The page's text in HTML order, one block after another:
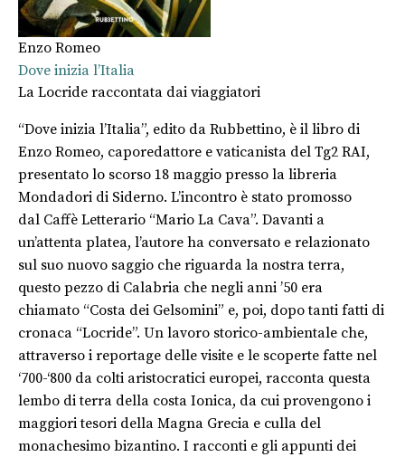
Enzo Romeo
Dove inizia l’Italia
La Locride raccontata dai viaggiatori
“Dove inizia l’Italia”, edito da Rubbettino, è il libro di
Enzo Romeo, caporedattore e vaticanista del Tg2 RAI,
presentato lo scorso 18 maggio presso la libreria
Mondadori di Siderno. L’incontro è stato promosso
dal Caffè Letterario “Mario La Cava”. Davanti a
un’attenta platea, l’autore ha conversato e relazionato
sul suo nuovo saggio che riguarda la nostra terra,
questo pezzo di Calabria che negli anni ’50 era
chiamato “Costa dei Gelsomini” e, poi, dopo tanti fatti di
cronaca “Locride”. Un lavoro storico-ambientale che,
attraverso i reportage delle visite e le scoperte fatte nel
‘700-‘800 da colti aristocratici europei, racconta questa
lembo di terra della costa Ionica, da cui provengono i
maggiori tesori della Magna Grecia e culla del
monachesimo bizantino. I racconti e gli appunti dei